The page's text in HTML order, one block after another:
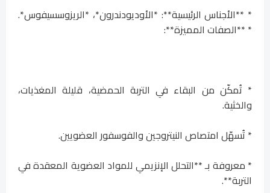
* **الأجناس الرئيسية**: *الأوديودندرون*، *الريزوسسيفوس*.
* **الصفات المميزة**:
* تُمكّن من البقاء في التربة الحمضية، قليلة المغذيات،
والخثية.
* تُسهّل امتصاص النيتروجين والفوسفور العضويين.
* معروفة بـ **التحلل الإنزيمي للمواد العضوية المعقدة في
التربة**.